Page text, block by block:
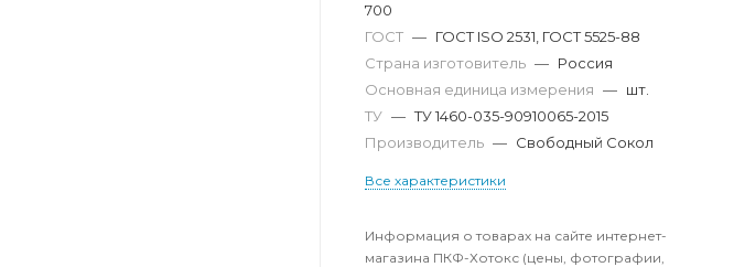
700
ГОСТ — ГОСТ ISO 2531, ГОСТ 5525-88
Страна изготовитель — Россия
Основная единица измерения — шт.
ТУ — ТУ 1460-035-90910065-2015
Производитель — Свободный Сокол
Все характеристики
Информация о товарах на сайте интернет-
магазина ПКФ-Хотокс (цены, фотографии,